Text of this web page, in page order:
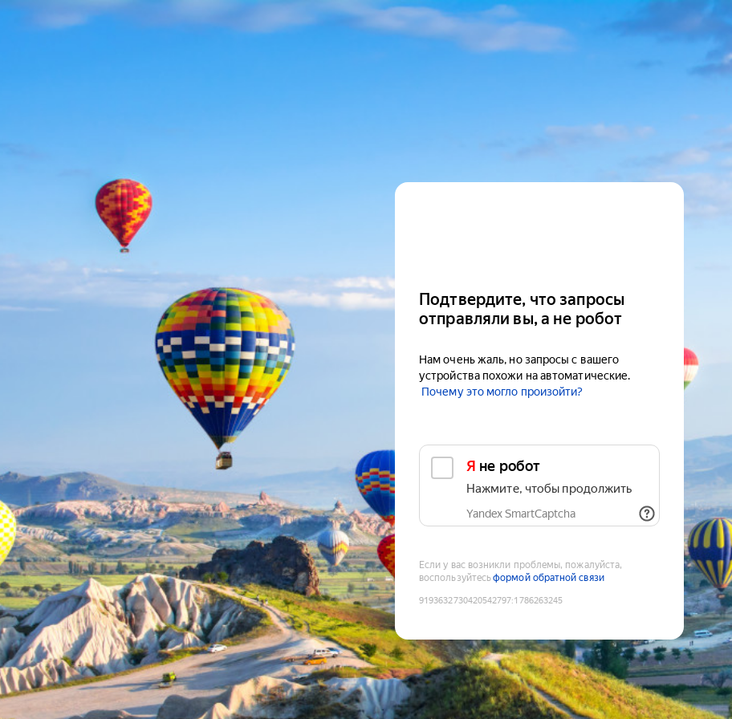
Подтвердите, что запросы
отправляли вы, а не робот
Нам очень жаль, но запросы с вашего
устройства похожи на автоматические.
Почему это могло произойти?
Я не робот
Нажмите, чтобы продолжить
Yandex SmartCaptcha
Если у вас возникли проблемы, пожалуйста,
воспользуйтесьформой обратной связи
9193632730420542797:1786263245